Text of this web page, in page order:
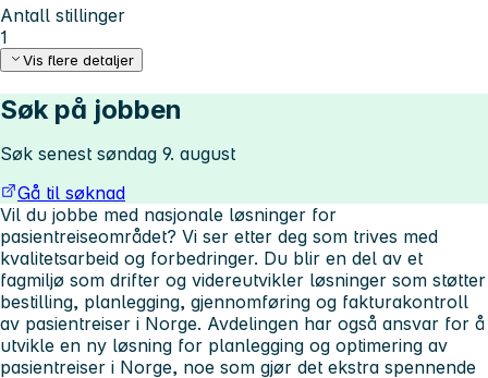
Antall stillinger
1
Vis flere detaljer
Søk på jobben
Søk senest søndag 9. august
Gå til søknad
Vil du jobbe med nasjonale løsninger for
pasientreiseområdet? Vi ser etter deg som trives med
kvalitetsarbeid og forbedringer. Du blir en del av et
fagmiljø som drifter og videreutvikler løsninger som støtter
bestilling, planlegging, gjennomføring og fakturakontroll
av pasientreiser i Norge. Avdelingen har også ansvar for å
utvikle en ny løsning for planlegging og optimering av
pasientreiser i Norge, noe som gjør det ekstra spennende